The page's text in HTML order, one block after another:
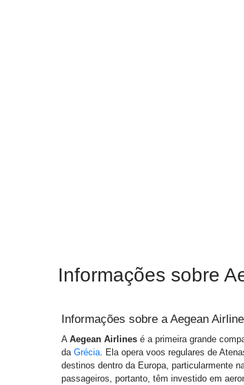
Informações sobre
Informações sobre aAegean
A Aegean Airlines é a primeira grande
da Grécia. Ela opera voos regulares de
destinos dentro da Europa, particularmente
passageiros, portanto, têm investido em